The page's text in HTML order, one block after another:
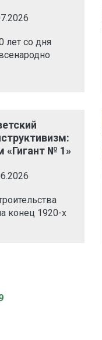
лет со дня
«Гигант № 1»
конец 1920-х